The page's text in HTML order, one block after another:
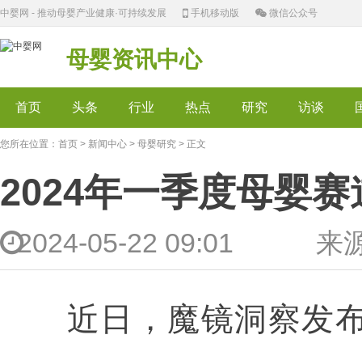
中婴网 - 推动母婴产业健康·可持续发展 手机移动版 微信公众号
母婴资讯中心
首页 头条 行业 热点 研究 访谈
您所在位置： 首页 > 新闻中心 > 母婴研究 > 正文
2024年一季度母婴
2024-05-22 09:01 来源
近日，魔镜洞察发布